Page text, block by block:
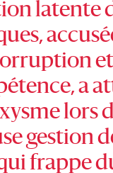
latente
et
a
lors
gestion
frappe